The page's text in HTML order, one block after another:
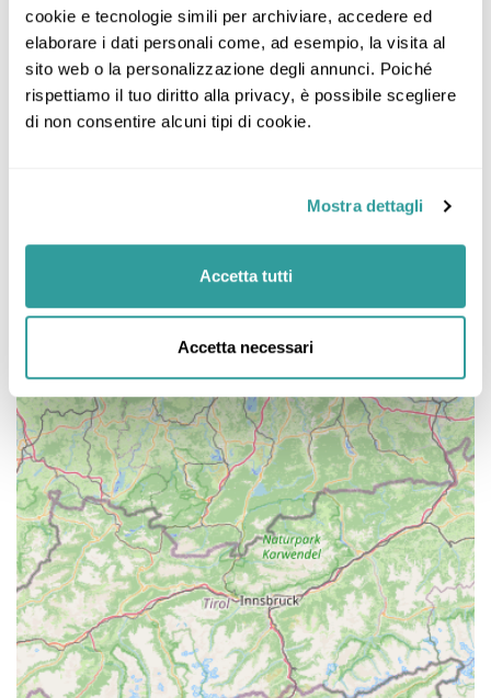
cookie e tecnologie simili per archiviare, accedere ed
elaborare i dati personali come, ad esempio, la visita al
sito web o la personalizzazione degli annunci. Poiché
rispettiamo il tuo diritto alla privacy, è possibile scegliere
di non consentire alcuni tipi di cookie.
Mostra dettagli
Accetta tutti
Accetta necessari